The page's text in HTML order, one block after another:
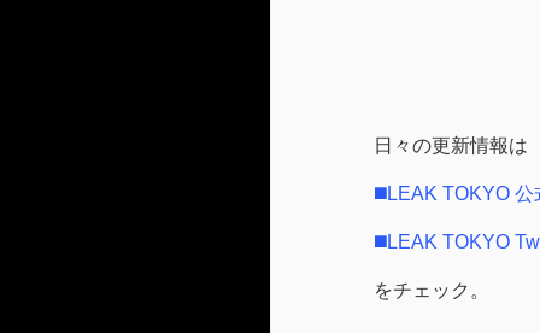
日々の更新情報は
◼️LEAK TOKYO 公
◼️LEAK TOKYO
をチェック。